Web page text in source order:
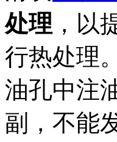
处理 ，以
行热处理
油孔中注
副，不能